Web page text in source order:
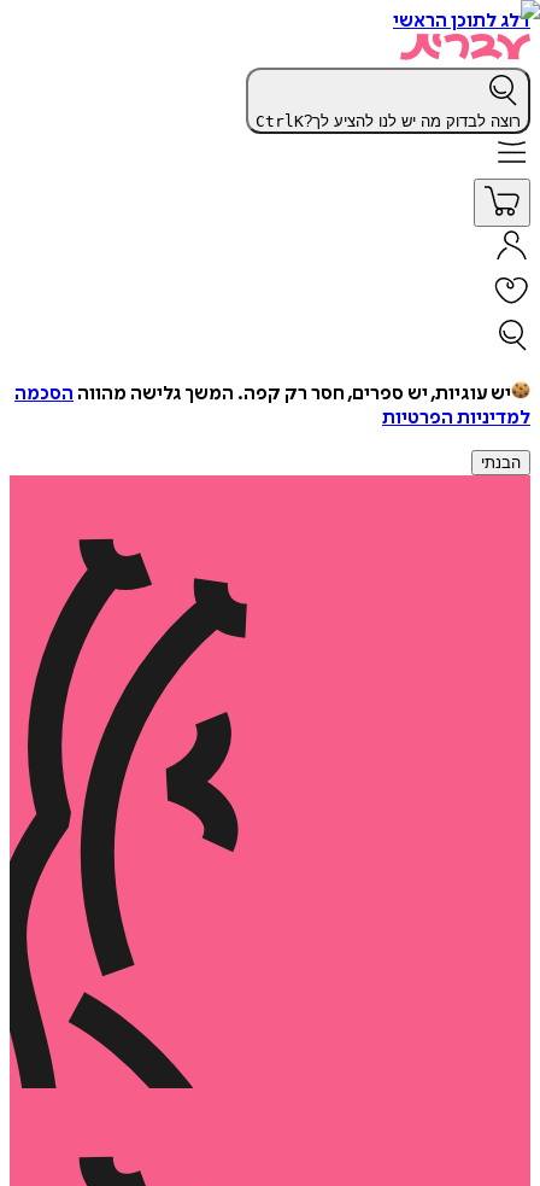
דלג לתוכן הראשי
רוצה לבדוק מה יש לנו להציע לך? CtrlK
יש עוגיות, יש ספרים, חסר רק קפה. המשך גלישה מהווה הסכמה
למדיניות הפרטיות
הבנתי